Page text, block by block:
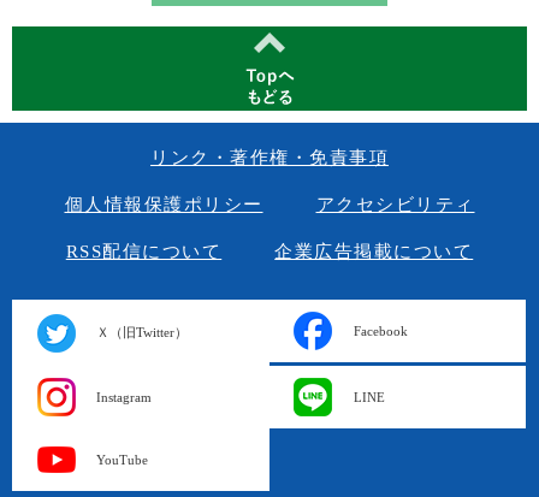
リンク・著作権・免責事項
個人情報保護ポリシー アクセシビリティ
RSS配信について 企業広告掲載について
Ｘ（旧Twitter） Facebook
Instagram LINE
YouTube